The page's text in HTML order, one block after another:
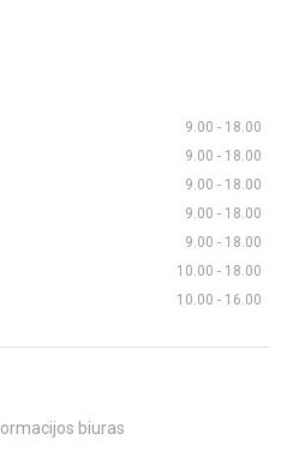
9.00 - 18.00
9.00 - 18.00
9.00 - 18.00
9.00 - 18.00
9.00 - 18.00
10.00 - 18.00
10.00 - 16.00
biuras